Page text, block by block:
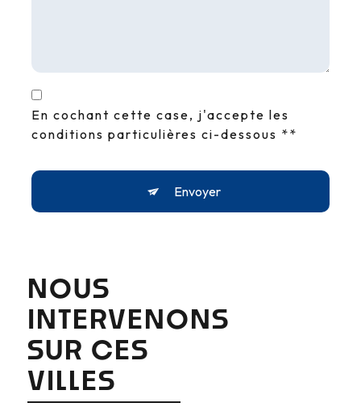
En cochant cette case, j'accepte les
conditions particulières ci-dessous **
Envoyer
NOUS
INTERVENONS
SUR CES
VILLES